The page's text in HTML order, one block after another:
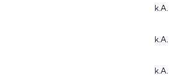
k.A.
k.A.
k.A.